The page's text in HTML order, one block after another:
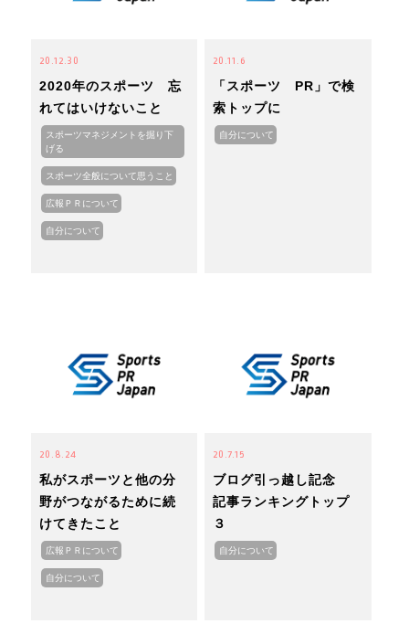
20.12.30
2020年のスポーツ 忘
れてはいけないこと
スポーツマネジメントを掘り下
げる
スポーツ全般について思うこと
広報ＰＲについて
自分について
20.11.6
「スポーツ PR」で検
索トップに
自分について
20.8.24
私がスポーツと他の分
野がつながるために続
けてきたこと
広報ＰＲについて
自分について
20.7.15
ブログ引っ越し記念
記事ランキングトップ
３
自分について